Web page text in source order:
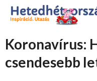
Koronavírus:
csendesebb